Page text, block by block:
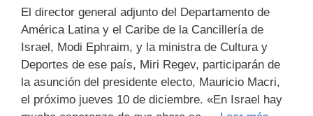
El director general adjunto del Departamento de
América Latina y el Caribe de la Cancillería de
Israel, Modi Ephraim, y la ministra de Cultura y
Deportes de ese país, Miri Regev, participarán de
la asunción del presidente electo, Mauricio Macri,
el próximo jueves 10 de diciembre. «En Israel hay